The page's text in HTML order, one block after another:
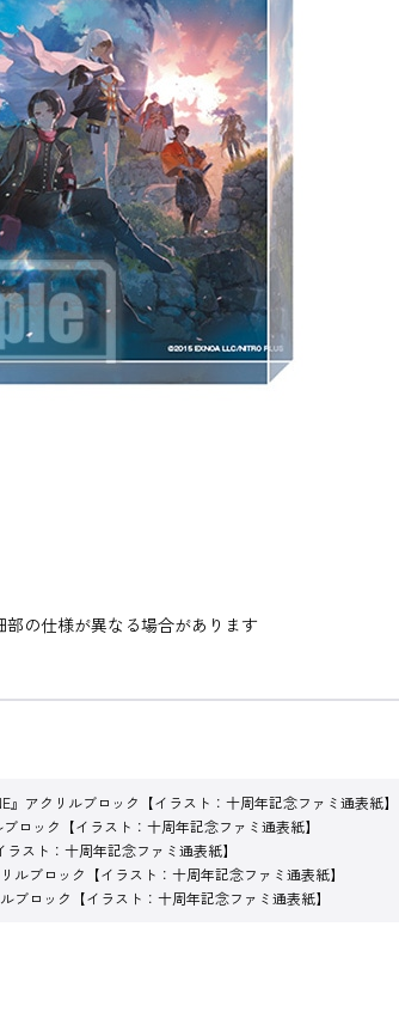
の仕様が異なる場合があります
』アクリルブロック【イラスト：十周年記念ファミ通表紙】
ブロック【イラスト：十周年記念ファミ通表紙】
スト：十周年記念ファミ通表紙】
ルブロック【イラスト：十周年記念ファミ通表紙】
ブロック【イラスト：十周年記念ファミ通表紙】